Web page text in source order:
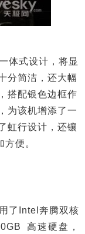
体式设计，将显
分简洁，还大幅
搭配银色边框作
为该机增添了一
虹行设计，还镶
便。
了Intel奔腾双核
高速硬盘，